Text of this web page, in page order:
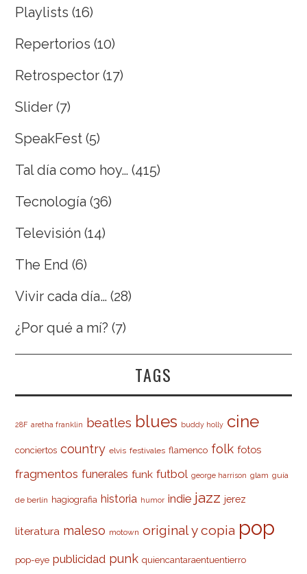
Playlists (16)
Repertorios (10)
Retrospector (17)
Slider (7)
SpeakFest (5)
Tal día como hoy… (415)
Tecnología (36)
Televisión (14)
The End (6)
Vivir cada día… (28)
¿Por qué a mí? (7)
TAGS
28F aretha franklin beatles blues buddy holly cine
conciertos country elvis festivales flamenco folk fotos
fragmentos funerales funk futbol george harrison glam guía
de berlín hagiografia historia humor indie jazz jerez
literatura maleso motown original y copia pop
pop-eye publicidad punk quiencantaraentuentierro